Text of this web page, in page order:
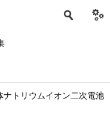
ナトリウムイオン二次電池